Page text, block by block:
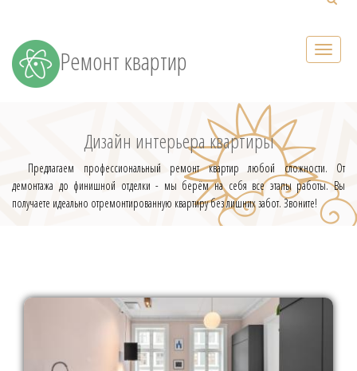
Ремонт квартир
Дизайн интерьера квартиры
Предлагаем профессиональный ремонт квартир любой сложности. От
демонтажа до финишной отделки - мы берём на себя все этапы работы. Вы
получаете идеально отремонтированную квартиру без лишних забот. Звоните!